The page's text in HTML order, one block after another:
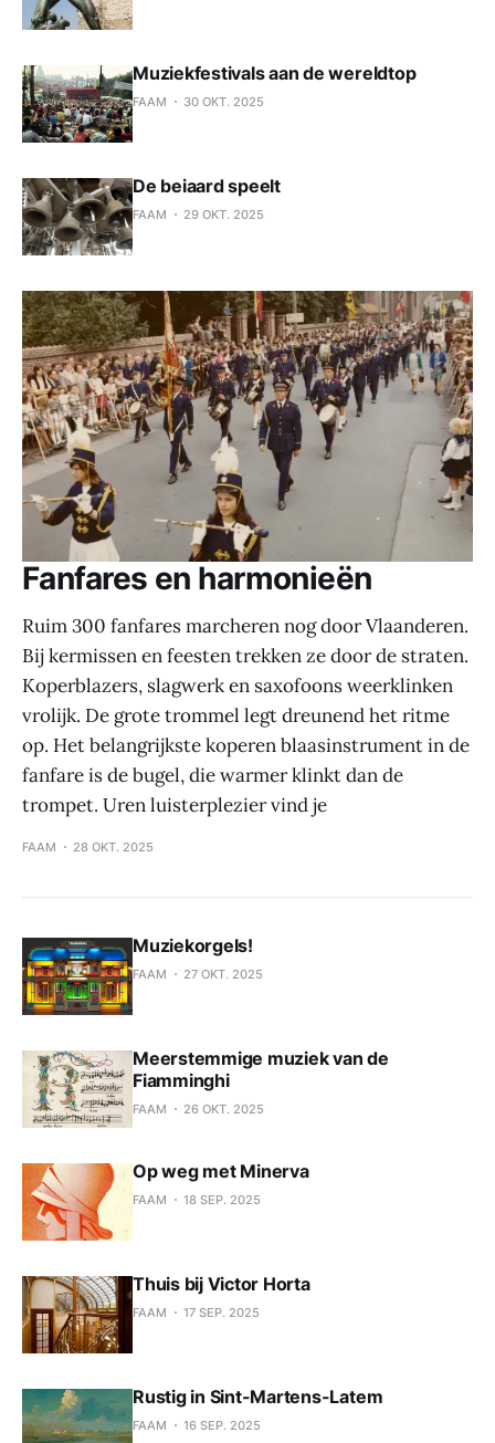
Muziekfestivals aan de wereldtop
FAAM 30 OKT. 2025
De beiaard speelt
FAAM 29 OKT. 2025
Fanfares en harmonieën
Ruim 300 fanfares marcheren nog door Vlaanderen.
Bij kermissen en feesten trekken ze door de straten.
Koperblazers, slagwerk en saxofoons weerklinken
vrolijk. De grote trommel legt dreunend het ritme
op. Het belangrijkste koperen blaasinstrument in de
fanfare is de bugel, die warmer klinkt dan de
trompet. Uren luisterplezier vind je
FAAM 28 OKT. 2025
Muziekorgels!
FAAM 27 OKT. 2025
Meerstemmige muziek van de
Fiamminghi
FAAM 26 OKT. 2025
Op weg met Minerva
FAAM 18 SEP. 2025
Thuis bij Victor Horta
FAAM 17 SEP. 2025
Rustig in Sint-Martens-Latem
FAAM 16 SEP. 2025